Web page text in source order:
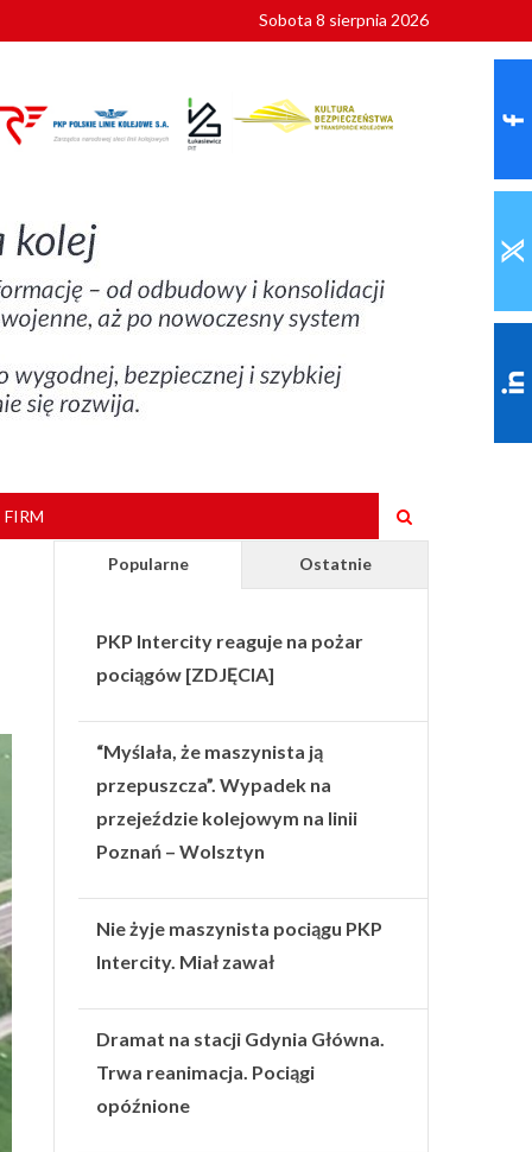
Sobota 8 sierpnia 2026
Popularne Ostatnie
PKP Intercity reaguje na pożar
pociągów [ZDJĘCIA]
“Myślała, że maszynista ją
przepuszcza”. Wypadek na
przejeździe kolejowym na linii
Poznań – Wolsztyn
Nie żyje maszynista pociągu PKP
Intercity. Miał zawał
Dramat na stacji Gdynia Główna.
Trwa reanimacja. Pociągi
opóźnione